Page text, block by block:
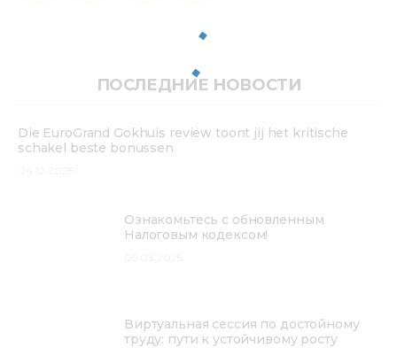
ПОСЛЕДНИЕ НОВОСТИ
Die EuroGrand Gokhuis review toont jij het kritische
schakel beste bonussen
Ознакомьтесь с обновленным
Налоговым кодексом!
Виртуальная сессия по достойному
труду: пути к устойчивому росту